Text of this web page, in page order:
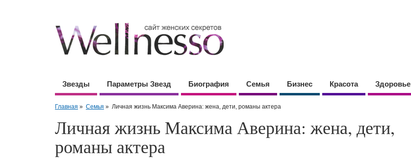
Звезды Параметры Звезд Биография Семья Бизнес Красота Здоровье
Главная » Семья » Личная жизнь Максима Аверина: жена, дети, романы актера
Личная жизнь Максима Аверина: жена, дети,
романы актера